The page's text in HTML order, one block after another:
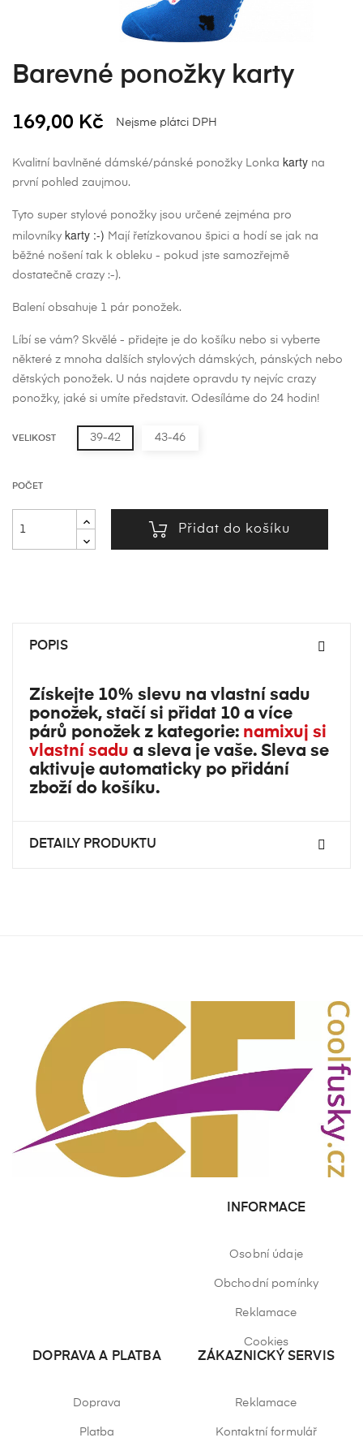
Barevné ponožky karty
169,00 Kč Nejsme plátci DPH
Kvalitní bavlněné dámské/pánské ponožky Lonka karty na
první pohled zaujmou.
Tyto super stylové ponožky jsou určené zejména pro
milovníky karty :-) Mají řetízkovanou špici a hodí se jak na
běžné nošení tak k obleku - pokud jste samozřejmě
dostatečně crazy :-).
Balení obsahuje 1 pár ponožek.
Líbí se vám? Skvělé - přidejte je do košíku nebo si vyberte
některé z mnoha dalších stylových dámských, pánských nebo
dětských ponožek. U nás najdete opravdu ty nejvíc crazy
ponožky, jaké si umíte představit. Odesíláme do 24 hodin!
VELIKOST 39-42 43-46
POČET
Přidat do košíku
POPIS
Získejte 10% slevu na vlastní sadu
ponožek, stačí si přidat 10 a více
párů ponožek z kategorie: namixuj si
vlastní sadu a sleva je vaše. Sleva se
aktivuje automaticky po přidání
zboží do košíku.
DETAILY PRODUKTU
INFORMACE
Osobní údaje
Obchodní pomínky
Reklamace
Cookies
DOPRAVA A PLATBA
Doprava
Platba
ZÁKAZNICKÝ SERVIS
Reklamace
Kontaktní formulář